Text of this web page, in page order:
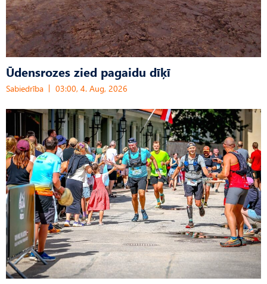
Ūdensrozes zied pagaidu dīķī
Sabiedrība 03:00, 4. Aug, 2026